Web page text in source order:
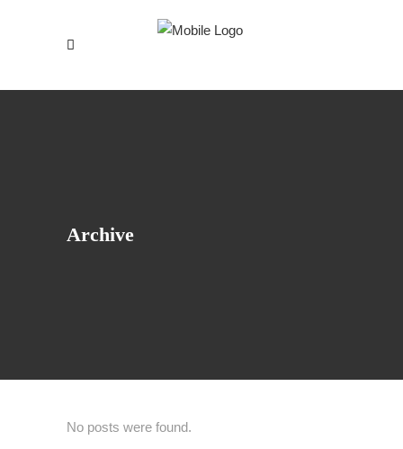
Archive
No posts were found.